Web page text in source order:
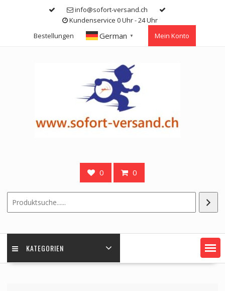
info@sofort-versand.ch
Kundenservice 0 Uhr - 24 Uhr
Bestellungen
German ▼ Mein Konto
0 0
KATEGORIEN